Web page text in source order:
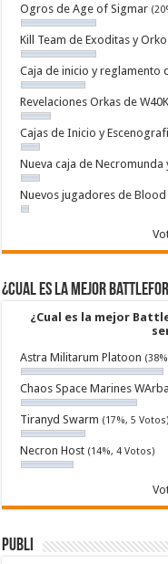
Ogros de Age of Sigmar
Kill Team de Exoditas y
Caja de inicio y reglamento
Revelaciones Orkas de W40K
Cajas de Inicio y
Nueva caja de Necromunda
Nuevos jugadores de Blood
¿Cual es la mejor
¿Cual es la mejor
Astra Militarum Platoon
Chaos Space Marines
Tiranyd Swarm (17%, 5 Votos)
Necron Host (14%, 4 Votos)
Publi